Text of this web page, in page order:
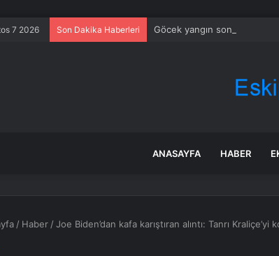
7 2026 Son Dakika Haberleri Göcek yangın son dakika:
ANASAYFA HABER
/ Haber /Joe Biden’dan kafa karıştıran alıntı: Tanrı Kraliçe’yi